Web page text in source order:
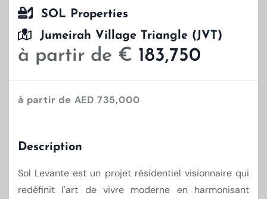
SOL Properties
Jumeirah Village Triangle (JVT)
à partir de € 183,750
à partir de AED 735,000
Description
Sol Levante est un projet résidentiel visionnaire qui
redéfinit l'art de vivre moderne en harmonisant